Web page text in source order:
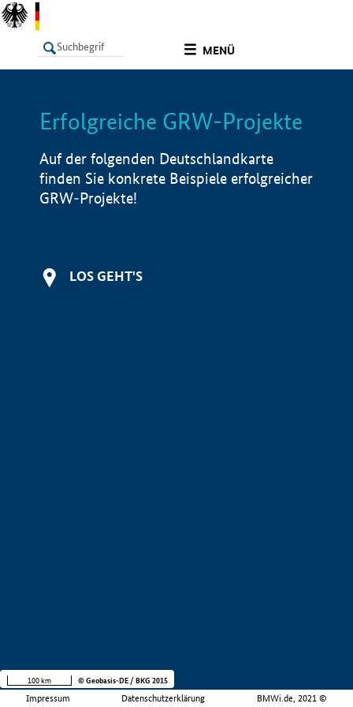
MENÜ
LISTE Info
Erfolgreiche GRW-Projekte
Auf der folgenden Deutschlandkarte
finden Sie konkrete Beispiele erfolgreicher
GRW-Projekte!
LOS GEHT'S
Impressum Datenschutzerklärung BMWi.de, 2021 ©
100 km © Geobasis-DE / BKG 2015